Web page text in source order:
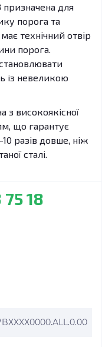
для
порога та
технічний отвір
порога.
із невеликою
з високоякісної
що гарантує
разів довше, ніж
сталі.
18